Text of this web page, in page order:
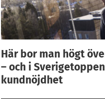
Här bor man högt
– och i
kundnöjdhet